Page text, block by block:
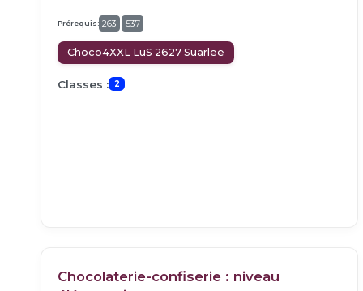
Prérequis: 263 537
Choco4XXL LuS 2627 Suarlee
Classes : 2
Chocolaterie-confiserie : niveau